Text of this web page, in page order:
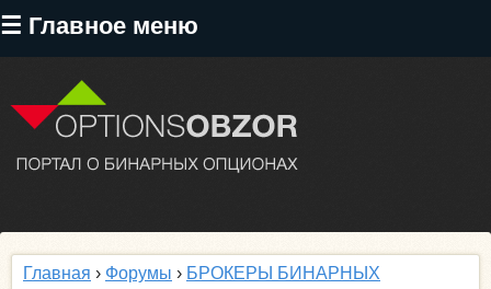
☰ Главное меню
Перейти
содержанию
Главная › Форумы › БРОКЕРЫ БИНАРНЫХ